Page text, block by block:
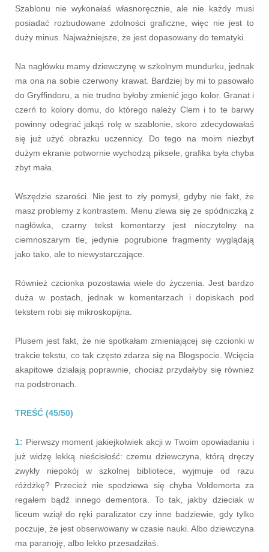
Szablonu nie wykonałaś własnoręcznie, ale nie każdy musi
posiadać rozbudowane zdolności graficzne, więc nie jest to
duży minus. Najważniejsze, że jest dopasowany do tematyki.
Na nagłówku mamy dziewczynę w szkolnym mundurku, jednak
ma ona na sobie czerwony krawat. Bardziej by mi to pasowało
do Gryffindoru, a nie trudno byłoby zmienić jego kolor. Granat i
czerń to kolory domu, do którego należy Clem i to te barwy
powinny odegrać jakąś rolę w szablonie, skoro zdecydowałaś
się już użyć obrazku uczennicy. Do tego na moim niezbyt
dużym ekranie potwornie wychodzą piksele, grafika była chyba
zbyt mała.
Wszędzie szarości. Nie jest to zły pomysł, gdyby nie fakt, że
masz problemy z kontrastem. Menu zlewa się ze spódniczką z
nagłówka, czarny tekst komentarzy jest nieczytelny na
ciemnoszarym tle, jedynie pogrubione fragmenty wyglądają
jako tako, ale to niewystarczające.
Również czcionka pozostawia wiele do życzenia. Jest bardzo
duża w postach, jednak w komentarzach i dopiskach pod
tekstem robi się mikroskopijna.
Plusem jest fakt, że nie spotkałam zmieniającej się czcionki w
trakcie tekstu, co tak często zdarza się na Blogspocie. Wcięcia
akapitowe działają poprawnie, chociaż przydałyby się również
na podstronach.
TREŚĆ (45/50)
1: Pierwszy moment jakiejkolwiek akcji w Twoim opowiadaniu i
już widzę lekką nieścisłość: czemu dziewczyna, którą dręczy
zwykły niepokój w szkolnej bibliotece, wyjmuje od razu
różdżkę? Przecież nie spodziewa się chyba Voldemorta za
regałem bądź innego dementora. To tak, jakby dzieciak w
liceum wziął do ręki paralizator czy inne badziewie, gdy tylko
poczuje, że jest obserwowany w czasie nauki. Albo dziewczyna
ma paranoję, albo lekko przesadziłaś.